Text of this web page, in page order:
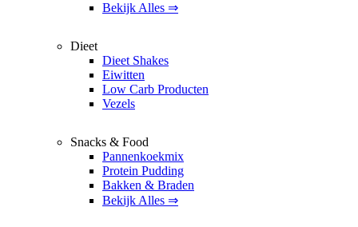
Bekijk Alles ⇒
Dieet
Dieet Shakes
Eiwitten
Low Carb Producten
Vezels
Snacks & Food
Pannenkoekmix
Protein Pudding
Bakken & Braden
Bekijk Alles ⇒